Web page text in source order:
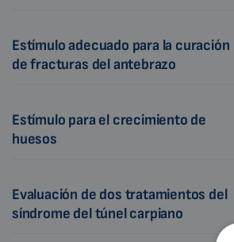
Estímulo adecuado para la curación
de fracturas del antebrazo
Estímulo para el crecimiento de
huesos
Evaluación de dos tratamientos del
síndrome del túnel carpiano